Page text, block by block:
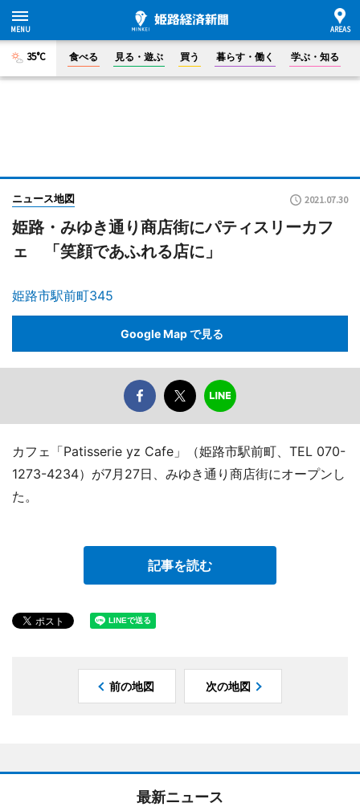
35°C 食べる 見る・遊ぶ 買う 暮らす・働く 学ぶ・知る
ニュース地図 2021.07.30
姫路・みゆき通り商店街にパティスリーカフ
ェ 「笑顔であふれる店に」
姫路市駅前町345
Google Map で見る
カフェ「Patisserie yz Cafe」（姫路市駅前町、TEL 070-
1273-4234）が7月27日、みゆき通り商店街にオープンし
た。
記事を読む
前の地図 次の地図
最新ニュース